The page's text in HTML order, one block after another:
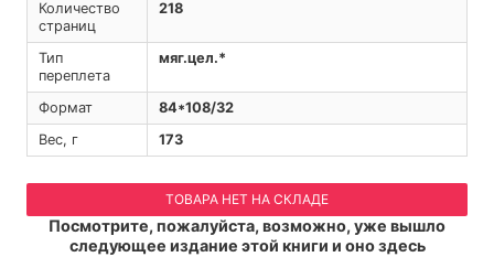
Количество
страниц
218
Тип
переплета
мяг.цел.*
Формат
84*108/32
Вес, г
173
ТОВАРА НЕТ НА СКЛАДЕ
Посмотрите, пожалуйста, возможно, уже вышло
следующее издание этой книги и оно здесь